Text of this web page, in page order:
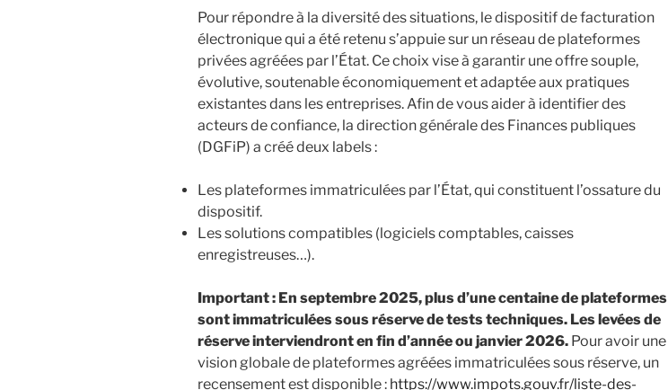
Pour répondre à la diversité des situations, le dispositif de facturation
électronique qui a été retenu s’appuie sur un réseau de plateformes
privées agréées par l’État. Ce choix vise à garantir une offre souple,
évolutive, soutenable économiquement et adaptée aux pratiques
existantes dans les entreprises. Afin de vous aider à identifier des
acteurs de confiance, la direction générale des Finances publiques
(DGFiP) a créé deux labels :
Les plateformes immatriculées par l’État, qui constituent l’ossature du
dispositif.
Les solutions compatibles (logiciels comptables, caisses
enregistreuses…).
Important : En septembre 2025, plus d’une centaine de plateformes
sont immatriculées sous réserve de tests techniques. Les levées de
réserve interviendront en fin d’année ou janvier 2026. Pour avoir une
vision globale de plateformes agréées immatriculées sous réserve, un
recensement est disponible : https://www.impots.gouv.fr/liste-des-